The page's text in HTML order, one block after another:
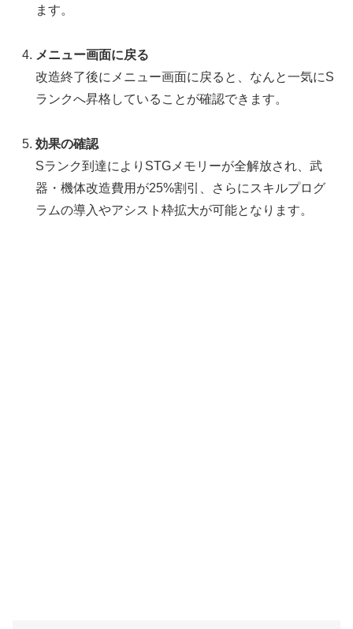
ます。
メニュー画面に戻る
改造終了後にメニュー画面に戻ると、なんと一気にS
ランクへ昇格していることが確認できます。
効果の確認
Sランク到達によりSTGメモリーが全解放され、武
器・機体改造費用が25%割引、さらにスキルプログ
ラムの導入やアシスト枠拡大が可能となります。